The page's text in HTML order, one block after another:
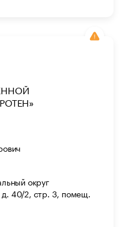
округ
д. 40/2, стр. 3, помещ.